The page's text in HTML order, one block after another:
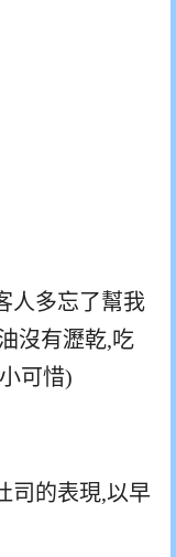
人多忘了幫我
沒有瀝乾,吃
可惜)
司的表現,以早